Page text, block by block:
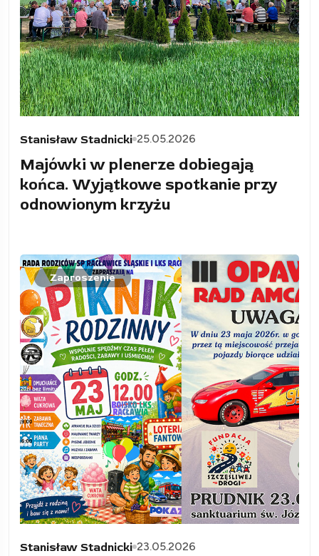
Stanisław Stadnicki 25.05.2026
Majówki w plenerze dobiegają
końca. Wyjątkowe spotkanie przy
odnowionym krzyżu
Zaproszenie
Stanisław Stadnicki 23.05.2026